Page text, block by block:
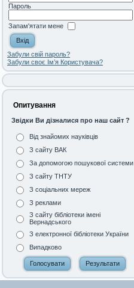
Пароль
Запам'ятати мене
Забули свій пароль?
Забули своє Ім’я Користувача?
Опитування
Звідки Ви дізналися про наш сайт ?
Від знайомих науківців
З сайту ВАК
За допомогою пошукової системи
З сайту ТНТУ
З соціальних мереж
З реклами
З сайту бібліотеки імені
Вернадського
З електронної бібліотеки України
Випадково